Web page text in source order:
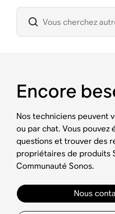
Encore
Nos techniciens peuvent
ou par chat. Vous pouvez
questions et trouver des
propriétaires de produits
Communauté Sonos.
Nous